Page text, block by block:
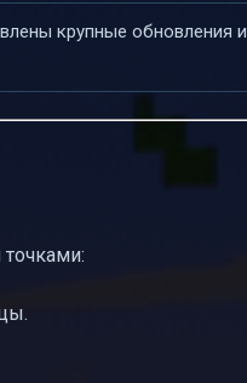
крупные обновления и